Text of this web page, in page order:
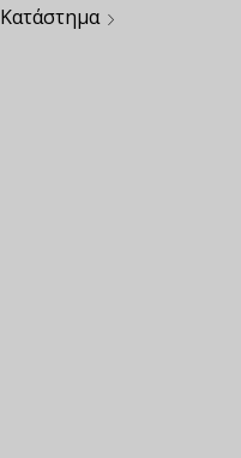
Κατάστημα